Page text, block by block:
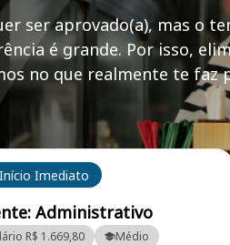
ser aprovado(a), mas o
é grande. Por isso,
no que realmente te faz
para passar no concurso
Início Imediato
Administrativo
R$ 1.669,80 Médio